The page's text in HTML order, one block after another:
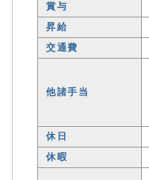
賞与
昇給
交通費
他諸手当
休日
休暇